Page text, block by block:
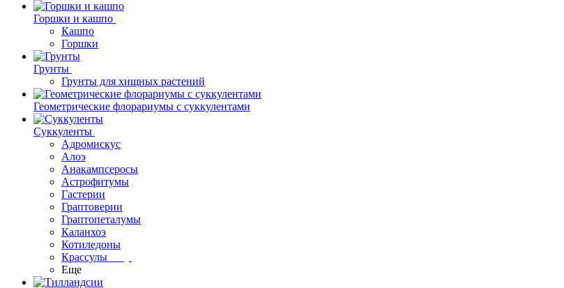
Горшки и кашпо
Кашпо
Горшки
Грунты
Грунты для хищных растений
Геометрические флорариумы с суккулентами
Суккуленты
Адромискус
Алоэ
Анакампсеросы
Астрофитумы
Гастерии
Граптоверии
Граптопеталумы
Каланхоэ
Котиледоны
Крассулы
Еще